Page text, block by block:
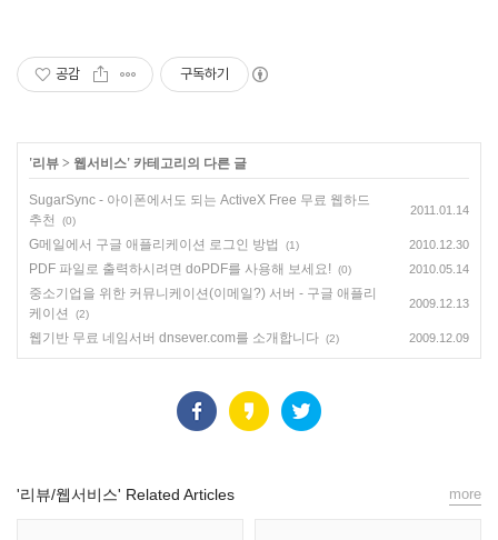
공감 구독하기
'리뷰 > 웹서비스' 카테고리의 다른 글
SugarSync - 아이폰에서도 되는 ActiveX Free 무료 웹하드
추천
(0)
2011.01.14
G메일에서 구글 애플리케이션 로그인 방법 (1) 2010.12.30
PDF 파일로 출력하시려면 doPDF를 사용해 보세요! (0) 2010.05.14
중소기업을 위한 커뮤니케이션(이메일?) 서버 - 구글 애플리
케이션
(2)
2009.12.13
웹기반 무료 네임서버 dnsever.com를 소개합니다 (2) 2009.12.09
'리뷰/웹서비스' Related Articles more